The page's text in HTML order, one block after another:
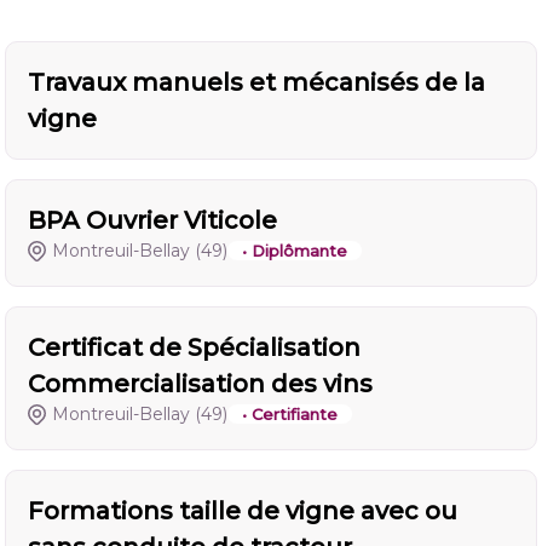
Travaux manuels et mécanisés de la
vigne
BPA Ouvrier Viticole
Montreuil-Bellay (49) • Diplômante
Certificat de Spécialisation
Commercialisation des vins
Montreuil-Bellay (49) • Certifiante
Formations taille de vigne avec ou